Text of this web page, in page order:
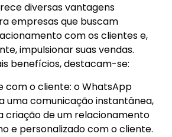
diversas vantagens
empresas que buscam
com os clientes e,
impulsionar suas vendas.
benefícios, destacam-se:
com o cliente: o WhatsApp
uma comunicação instantânea,
criação de um relacionamento
e personalizado com o cliente.